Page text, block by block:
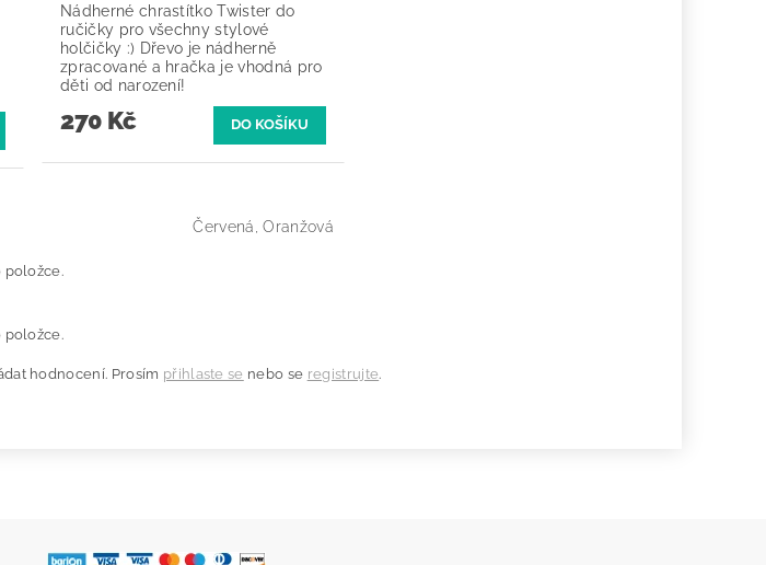
Nádherné chrastítko Twister do
ručičky pro všechny stylové
holčičky :) Dřevo je nádherně
zpracované a hračka je vhodná pro
děti od narození!
270 Kč
Červená, Oranžová
položce.
položce.
hodnocení. Prosím přihlaste se nebo se registrujte.